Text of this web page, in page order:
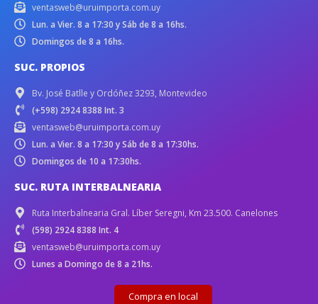
ventasweb@uruimporta.com.uy
Lun. a Vier. 8 a 17:30 y Sáb de 8 a 16hs.
Domingos de 8 a 16hs.
SUC. PROPIOS
Bv. José Batlle y Ordóñez 3293, Montevideo
(+598) 2924 8388 Int. 3
ventasweb@uruimporta.com.uy
Lun. a Vier. 8 a 17:30 y Sáb de 8 a 17:30hs.
Domingos de 10 a 17:30hs.
SUC. RUTA INTERBALNEARIA
Ruta Interbalnearia Gral. Líber Seregni, Km 23.500. Canelones
(598) 2924 8388 Int. 4
ventasweb@uruimporta.com.uy
Lunes a Domingo de 8 a 21hs.
Compra en local